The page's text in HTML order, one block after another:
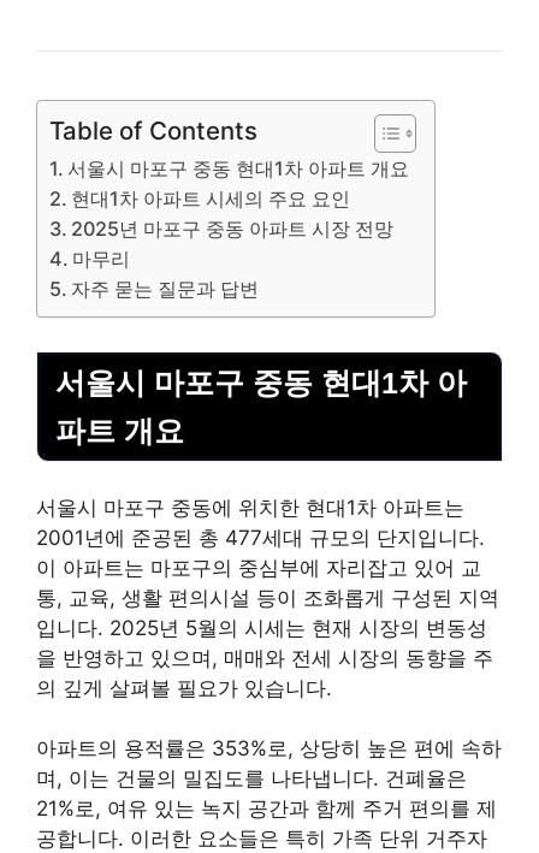
Table of Contents
서울시 마포구 중동 현대1차 아파트 개요
현대1차 아파트 시세의 주요 요인
2025년 마포구 중동 아파트 시장 전망
마무리
자주 묻는 질문과 답변
서울시 마포구 중동 현대1차 아
파트 개요
서울시 마포구 중동에 위치한 현대1차 아파트는
2001년에 준공된 총 477세대 규모의 단지입니다.
이 아파트는 마포구의 중심부에 자리잡고 있어 교
통, 교육, 생활 편의시설 등이 조화롭게 구성된 지역
입니다. 2025년 5월의 시세는 현재 시장의 변동성
을 반영하고 있으며, 매매와 전세 시장의 동향을 주
의 깊게 살펴볼 필요가 있습니다.
아파트의 용적률은 353%로, 상당히 높은 편에 속하
며, 이는 건물의 밀집도를 나타냅니다. 건폐율은
21%로, 여유 있는 녹지 공간과 함께 주거 편의를 제
공합니다. 이러한 요소들은 특히 가족 단위 거주자